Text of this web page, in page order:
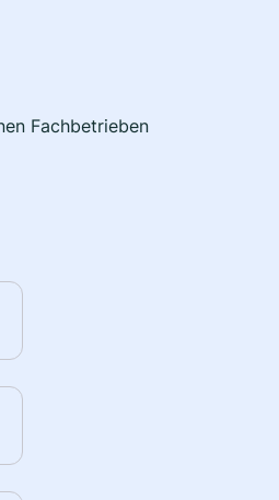
Fachbetrieben